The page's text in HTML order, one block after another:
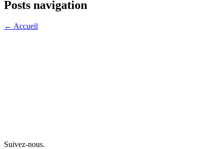
Posts navigation
← Accueil
Suivez-nous.